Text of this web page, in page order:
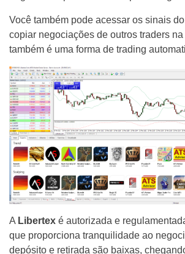
Você também pode acessar os sinais
copiar negociações de outros traders
também é uma forma de trading
A Libertex é autorizada e
que proporciona tranquilidade ao
depósito e retirada são baixas,